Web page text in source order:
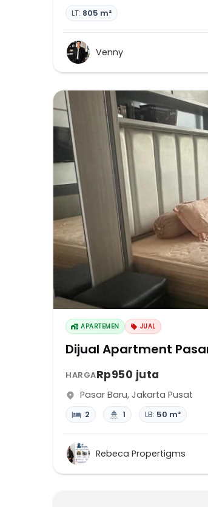
LT: 805 m²
Venny
APARTEMEN JUAL
Dijual Apartment
HARGARp950 juta
Pasar Baru, Jakarta Pusat
2 1 LB: 50 m²
Rebeca Propertigms